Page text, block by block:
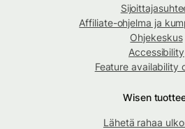
Affiliate-ohjelma ja
Ohjekeskus
Accessibility
Feature availability
Wisen
Lähetä rahaa